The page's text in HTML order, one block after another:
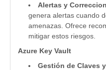
Alertas y
genera alertas cuando
amenazas. Ofrece
mitigar estos riesgos.
Azure Key Vault
Gestión de Claves